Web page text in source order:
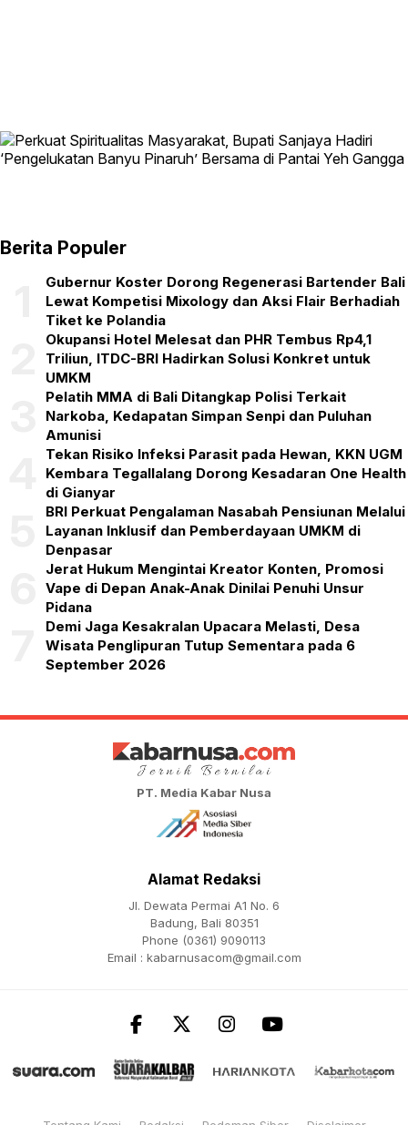
Berita Populer
Gubernur Koster Dorong Regenerasi Bartender Bali
Lewat Kompetisi Mixology dan Aksi Flair Berhadiah
Tiket ke Polandia
Okupansi Hotel Melesat dan PHR Tembus Rp4,1
Triliun, ITDC-BRI Hadirkan Solusi Konkret untuk
UMKM
Pelatih MMA di Bali Ditangkap Polisi Terkait
Narkoba, Kedapatan Simpan Senpi dan Puluhan
Amunisi
Tekan Risiko Infeksi Parasit pada Hewan, KKN UGM
Kembara Tegallalang Dorong Kesadaran One Health
di Gianyar
BRI Perkuat Pengalaman Nasabah Pensiunan Melalui
Layanan Inklusif dan Pemberdayaan UMKM di
Denpasar
Jerat Hukum Mengintai Kreator Konten, Promosi
Vape di Depan Anak-Anak Dinilai Penuhi Unsur
Pidana
Demi Jaga Kesakralan Upacara Melasti, Desa
Wisata Penglipuran Tutup Sementara pada 6
September 2026
PT. Media Kabar Nusa
Alamat Redaksi
Jl. Dewata Permai A1 No. 6
Badung, Bali 80351
Phone (0361) 9090113
Email : kabarnusacom@gmail.com